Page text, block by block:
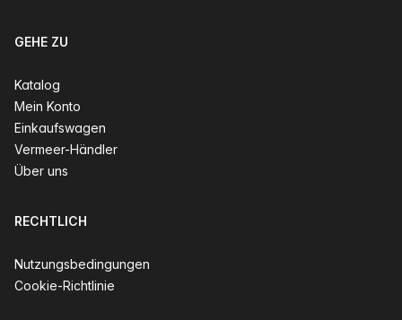
GEHE ZU
Katalog
Mein Konto
Einkaufswagen
Vermeer-Händler
Über uns
RECHTLICH
Nutzungsbedingungen
Cookie-Richtlinie